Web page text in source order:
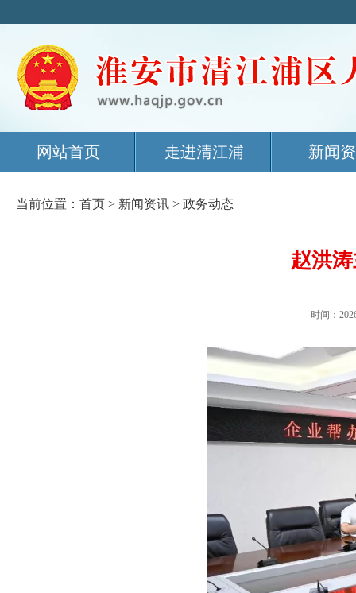
网站首页 走进清江浦 新闻
当前位置： 首页 > 新闻资讯 > 政务动态
赵洪
时间：